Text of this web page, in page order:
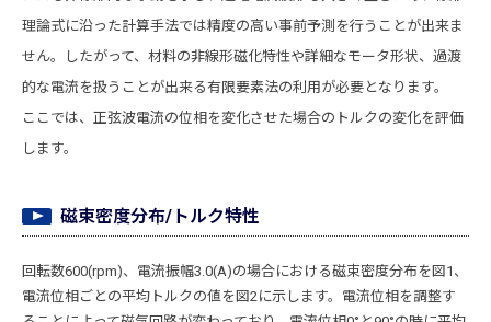
理論式に沿った計算手法では精度の高い事前予測を行うことが出来ま
せん。したがって、材料の非線形磁化特性や詳細なモータ形状、過渡
的な電流を扱うことが出来る有限要素法の利用が必要となります。
ここでは、正弦波電流の位相を変化させた場合のトルクの変化を評価
します。
磁束密度分布/トルク特性
回転数600(rpm)、電流振幅3.0(A)の場合における磁束密度分布を図1、
電流位相ごとの平均トルクの値を図2に示します。電流位相を調整す